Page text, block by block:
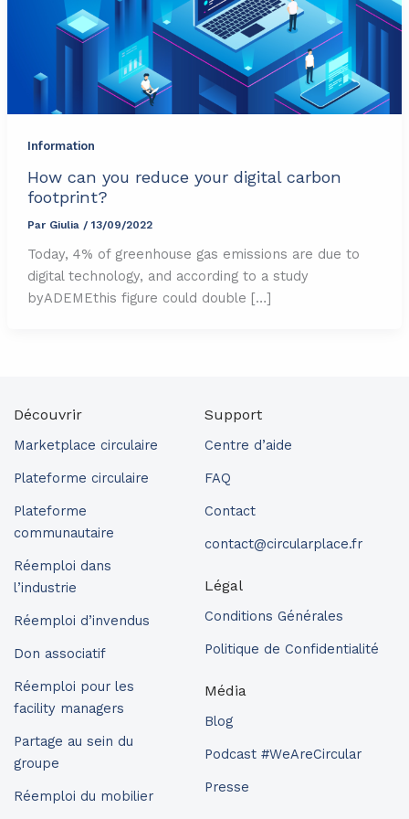
Information
How can you reduce your digital carbon
footprint?
Par Giulia / 13/09/2022
Today, 4% of greenhouse gas emissions are due to
digital technology, and according to a study
byADEMEthis figure could double […]
Découvrir
Marketplace circulaire
Plateforme circulaire
Plateforme
communautaire
Réemploi dans
l’industrie
Réemploi d’invendus
Don associatif
Réemploi pour les
facility managers
Partage au sein du
groupe
Réemploi du mobilier
Support
Centre d’aide
FAQ
Contact
contact@circularplace.fr
Légal
Conditions Générales
Politique de Confidentialité
Média
Blog
Podcast #WeAreCircular
Presse